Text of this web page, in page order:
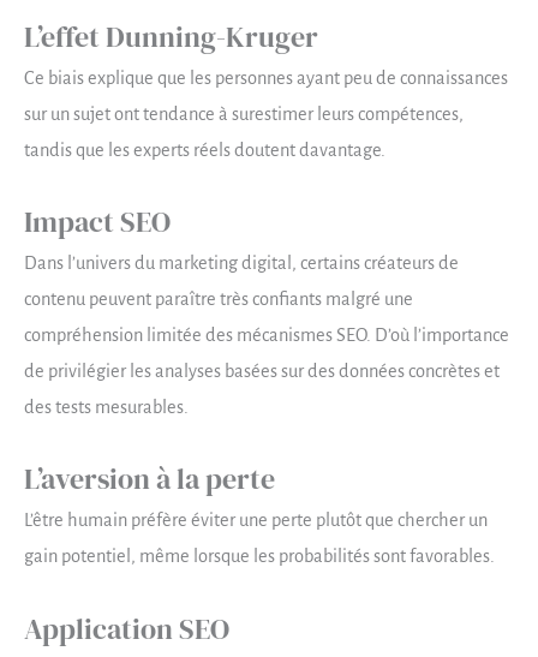
L’effet Dunning-Kruger
Ce biais explique que les personnes ayant peu de connaissances
sur un sujet ont tendance à surestimer leurs compétences,
tandis que les experts réels doutent davantage.
Impact SEO
Dans l’univers du marketing digital, certains créateurs de
contenu peuvent paraître très confiants malgré une
compréhension limitée des mécanismes SEO. D’où l’importance
de privilégier les analyses basées sur des données concrètes et
des tests mesurables.
L’aversion à la perte
L’être humain préfère éviter une perte plutôt que chercher un
gain potentiel, même lorsque les probabilités sont favorables.
Application SEO